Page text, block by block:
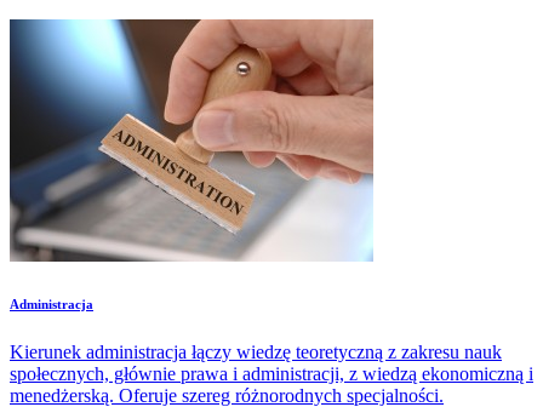
Administracja
Kierunek administracja łączy wiedzę teoretyczną z zakresu nauk
społecznych, głównie prawa i administracji, z wiedzą ekonomiczną i
menedżerską. Oferuje szereg różnorodnych specjalności.